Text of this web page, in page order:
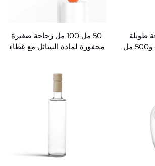
طويلة
دائرية بسعة 375 مل و500 مل
50 مل 100 مل زجاجة صغيرة
محفورة لمادة السائل مع غطاء